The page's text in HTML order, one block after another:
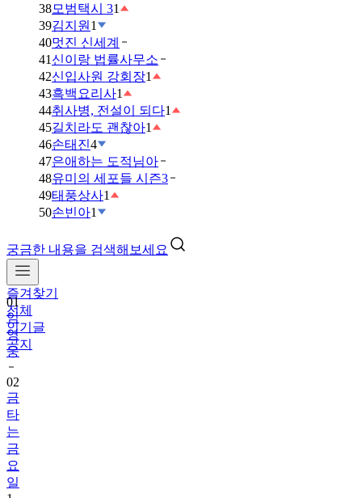
38모범택시 31
39김지원 1
40멋진 신세계
41 신이랑 법률사무소
42신입사원 강회장1
43흑백요리사1
44취사병, 전설이 되다1
45길치라도 괜찮아1
46손태진4
47은애하는 도적님아
48유미의 세포들 시즌3
49태풍상사1
50손빈아1
궁금한 내용을 검색해보세요
즐겨찾기
전체
인기글
공지
01
임
영
웅
02
금
타
는
금
요
일